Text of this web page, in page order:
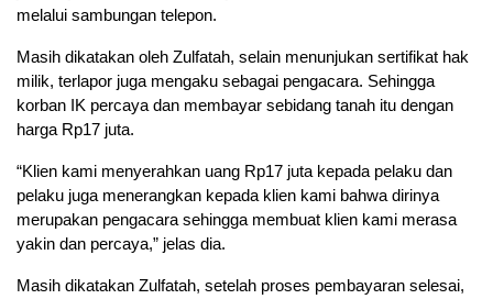
melalui sambungan telepon.
Masih dikatakan oleh Zulfatah, selain menunjukan sertifikat hak
milik, terlapor juga mengaku sebagai pengacara. Sehingga
korban IK percaya dan membayar sebidang tanah itu dengan
harga Rp17 juta.
“Klien kami menyerahkan uang Rp17 juta kepada pelaku dan
pelaku juga menerangkan kepada klien kami bahwa dirinya
merupakan pengacara sehingga membuat klien kami merasa
yakin dan percaya,” jelas dia.
Masih dikatakan Zulfatah, setelah proses pembayaran selesai,